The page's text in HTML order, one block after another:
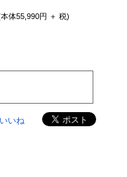
体55,990円 ＋ 税)
いいね